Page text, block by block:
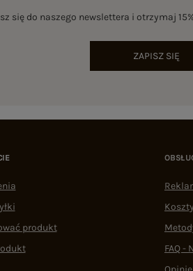
się do naszego newslettera i otrzymaj
ZAPISZ SIĘ
produkt
FAQ -